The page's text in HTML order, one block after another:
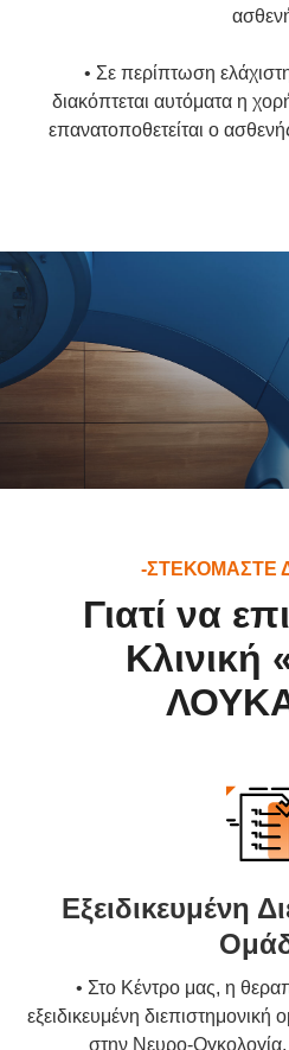
• Σε περίπτωση
διακόπτεται αυτόματα η
επανατοποθετείται ο
-ΣΤΕΚΟΜΑΣΤΕ
Γιατί να
Κλινική
Εξειδικευμένη
• Στο Κέντρο μας, η
εξειδικευμένη
στην Νευρο-